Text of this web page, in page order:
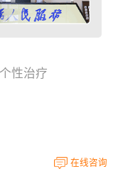
性治疗
在线咨询